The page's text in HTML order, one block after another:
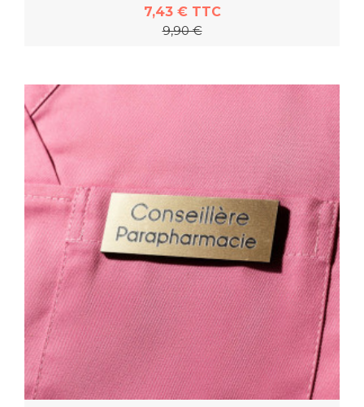
Acheter
7,43 € TTC
9,90 €